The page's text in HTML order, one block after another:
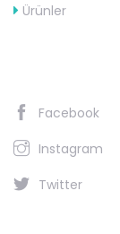
Ürünler
Facebook
Instagram
Twitter